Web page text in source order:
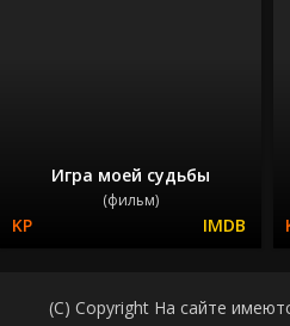
Игра моей судьбы
(фильм)
(C) Copyright На сайте